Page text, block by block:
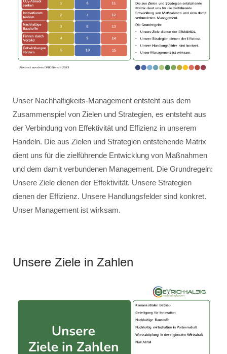
Unser Nachhaltigkeits-Management entsteht aus dem
Zusammenspiel von Zielen und Strategien, es entsteht aus
der Verbindung von Effektivität und Effizienz in unserem
Handeln. Die aus Zielen und Strategien entstehende Matrix
dient uns für die zielführende Entwicklung von Maßnahmen
und dem damit verbundenen Management. Die Grundregeln:
Unsere Ziele dienen der Effektivität. Unsere Strategien
dienen der Effizienz. Unsere Handlungsfelder sind konkret.
Unser Management ist wirksam.
Unsere Ziele in Zahlen